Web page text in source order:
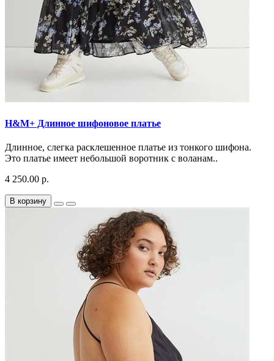
H&M+ Длинное шифоновое платье
Длинное, слегка расклешенное платье из тонкого шифона.
Это платье имеет небольшой воротник с воланам..
4 250.00 р.
В корзину